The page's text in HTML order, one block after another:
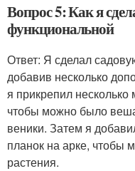
Вопрос 5: Как я
функциональной
Ответ: Я сделал
добавив несколько
я прикрепил несколько
чтобы можно было
веники. Затем я
планок на арке, чтобы
растения.